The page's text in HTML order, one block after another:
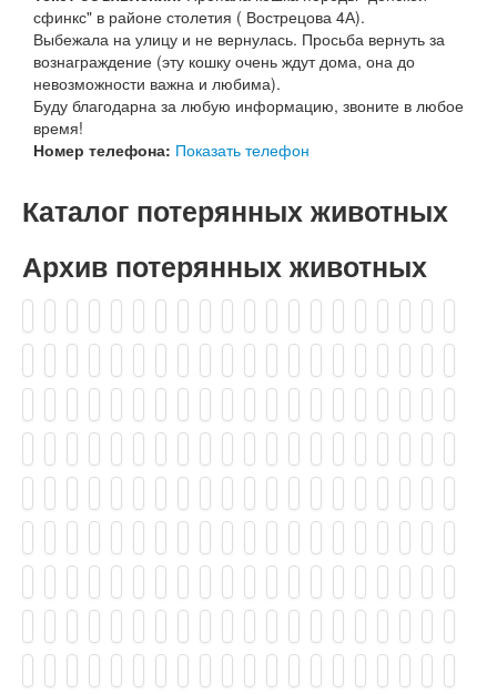
сфинкс" в районе столетия ( Вострецова 4А).
Выбежала на улицу и не вернулась. Просьба вернуть за
вознаграждение (эту кошку очень ждут дома, она до
невозможности важна и любима).⠀
Буду благодарна за любую информацию, звоните в любое
время!
Номер телефона: Показать телефон
Каталог потерянных животных
Архив потерянных животных